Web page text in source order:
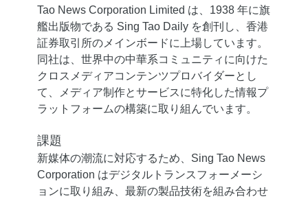
Tao News Corporation Limited は、1938 年に旗
艦出版物である Sing Tao Daily を創刊し、香港
証券取引所のメインボードに上場しています。
同社は、世界中の中華系コミュニティに向けた
クロスメディアコンテンツプロバイダーとし
て、メディア制作とサービスに特化した情報プ
ラットフォームの構築に取り組んでいます。
課題
新媒体の潮流に対応するため、Sing Tao News
Corporation はデジタルトランスフォーメーシ
ョンに取り組み、最新の製品技術を組み合わせ